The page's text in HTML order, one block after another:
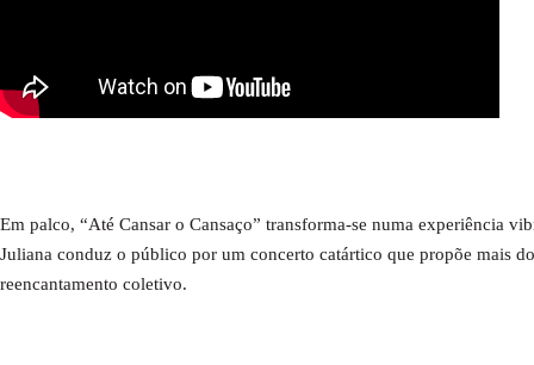
Em palco, “Até Cansar o Cansaço” transforma-se numa experiência
Juliana conduz o público por um concerto catártico que propõe mais
reencantamento coletivo.